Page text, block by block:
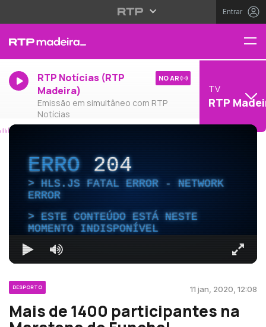
Entrar
RTP Notícias (RTP
Madeira)
Emissão em simultâneo com RTP
Notícias
NO AR
TV
RTP
ERRO204
HLS.JS FATAL ERROR - NETWORK
ERROR
ESTE CONTEÚDO ESTÁ NESTE
MOMENTO INDISPONÍVEL
DESPORTO 11 jan, 2020, 12:08
Mais de 1400 participantes na